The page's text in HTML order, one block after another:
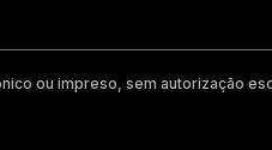
ou impreso, sem autorização